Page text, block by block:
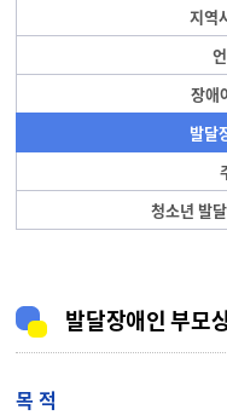
지역
장애
발달
청소년 발
발달장애인 부모
목 적